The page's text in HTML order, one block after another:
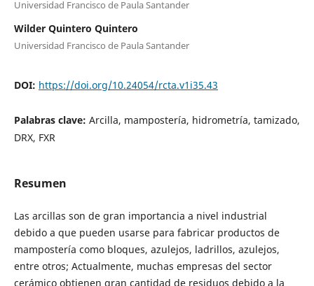
Universidad Francisco de Paula Santander
Wilder Quintero Quintero
Universidad Francisco de Paula Santander
DOI: https://doi.org/10.24054/rcta.v1i35.43
Palabras clave: Arcilla, mampostería, hidrometría, tamizado,
DRX, FXR
Resumen
Las arcillas son de gran importancia a nivel industrial
debido a que pueden usarse para fabricar productos de
mampostería como bloques, azulejos, ladrillos, azulejos,
entre otros; Actualmente, muchas empresas del sector
cerámico obtienen gran cantidad de residuos debido a la